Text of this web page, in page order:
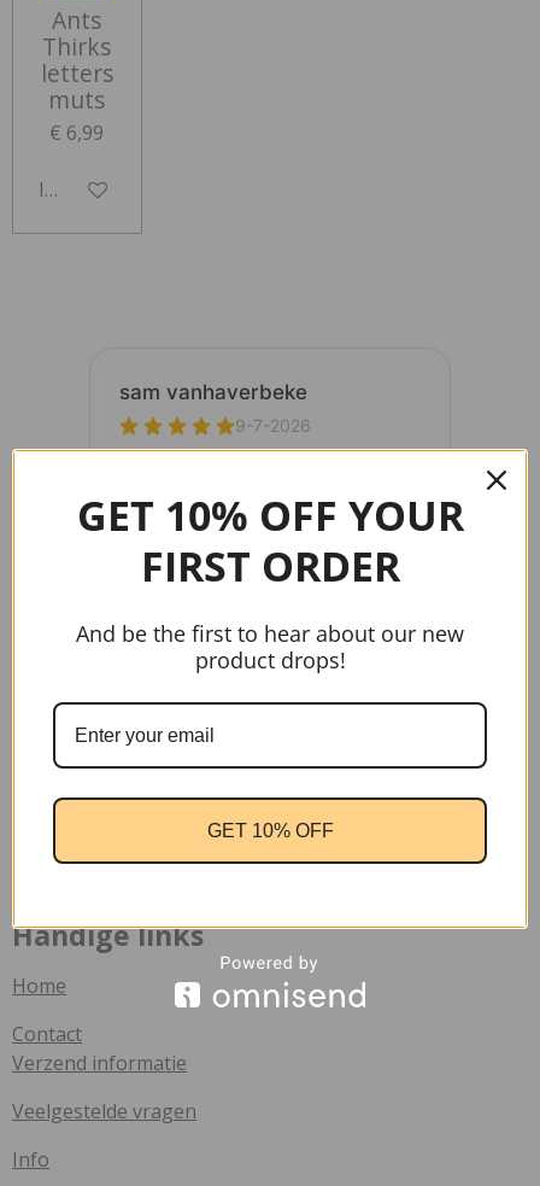
Ants
Thirks
letters
muts
€ 6,99
In winkelwagen
gtag('config', 'AW-17037107622');
Handige links
Home
Contact
Verzend informatie
Veelgestelde vragen
Info
GET 10% OFF YOUR
FIRST ORDER
And be the first to hear about our new
product drops!
GET 10% OFF